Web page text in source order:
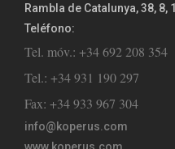
Rambla de Catalunya, 38, 8,
Teléfono:
Tel. móv.: +34 692 208 354
Tel.: +34 931 190 297
Fax: +34 933 967 304
info@koperus.com
www.koperus.com